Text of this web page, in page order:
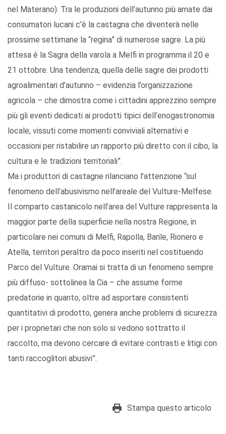
nel Materano). Tra le produzioni dell’autunno più amate dai
consumatori lucani c’è la castagna che diventerà nelle
prossime settimane la “regina” di numerose sagre. La più
attesa è la Sagra della varola a Melfi in programma il 20 e
21 ottobre. Una tendenza, quella delle sagre dei prodotti
agroalimentari d’autunno – evidenzia l’organizzazione
agricola – che dimostra come i cittadini apprezzino sempre
più gli eventi dedicati ai prodotti tipici dell’enogastronomia
locale, vissuti come momenti conviviali alternativi e
occasioni per ristabilire un rapporto più diretto con il cibo, la
cultura e le tradizioni territoriali”.
Ma i produttori di castagne rilanciano l’attenzione “sul
fenomeno dell’abusivismo nell’areale del Vulture-Melfese.
Il comparto castanicolo nell’area del Vulture rappresenta la
maggior parte della superficie nella nostra Regione, in
particolare nei comuni di Melfi, Rapolla, Barile, Rionero e
Atella, territori peraltro da poco inseriti nel costituendo
Parco del Vulture. Oramai si tratta di un fenomeno sempre
più diffuso- sottolinea la Cia – che assume forme
predatorie in quanto, oltre ad asportare consistenti
quantitativi di prodotto, genera anche problemi di sicurezza
per i proprietari che non solo si vedono sottratto il
raccolto, ma devono cercare di evitare contrasti e litigi con
tanti raccoglitori abusivi”.
Stampa questo articolo